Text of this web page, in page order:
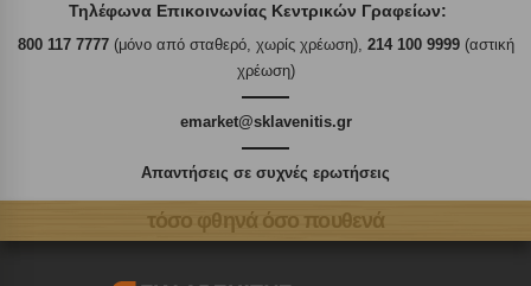
Τηλέφωνα Επικοινωνίας Κεντρικών Γραφείων:
800 117 7777(μόνο από σταθερό, χωρίς χρέωση), 214 100 9999(αστική
χρέωση)
emarket@sklavenitis.gr
Απαντήσεις σε συχνές ερωτήσεις
τόσο φθηνά όσο πουθενά